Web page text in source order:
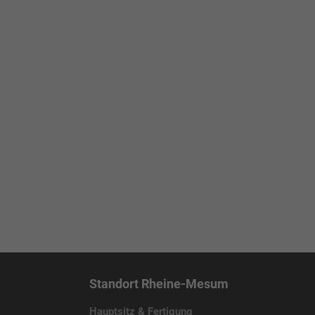
Standort Rheine-Mesum
Hauptsitz & Fertigung